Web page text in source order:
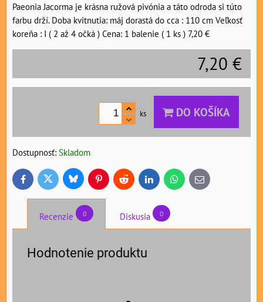
Paeonia Jacorma je krásna ružová pivónia a táto odroda si túto
farbu drží. Doba kvitnutia: máj dorastá do cca : 110 cm Veľkosť
koreňa : I ( 2 až 4 očká ) Cena: 1 balenie ( 1 ks ) 7,20 €
7,20 €
ks DO KOŠÍKA
Dostupnosť: Skladom
FacebookTwitter BlueskyPinterestReddit LinkedInWhatsApp
E-
mail
Recenzie 0 Diskusia 0
Hodnotenie produktu